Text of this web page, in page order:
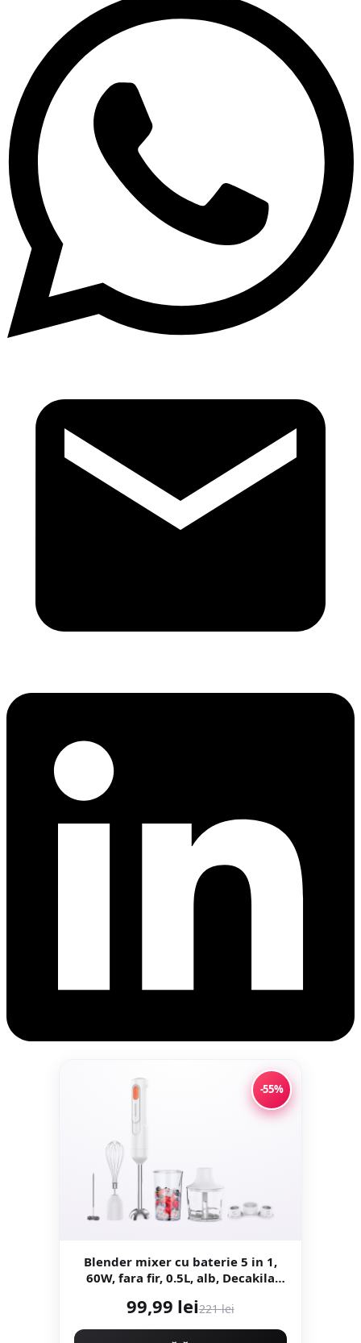
-55%
Blender mixer cu baterie 5 in 1,
60W, fara fir, 0.5L, alb, Decakila
99,99 lei221 lei